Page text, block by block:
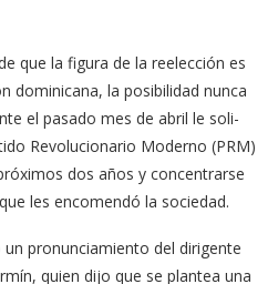
que la figura de la re­elección es
dominicana, la posibilidad nunca
el pasado mes de abril le soli­
Revolucionario Moder­no (PRM)
dos años y concentrarse
les enco­mendó la sociedad.
pronunciamiento del dirigente
quien dijo que se plantea una